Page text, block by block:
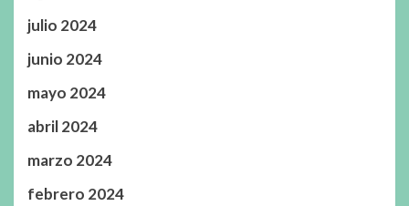
julio 2024
junio 2024
mayo 2024
abril 2024
marzo 2024
febrero 2024